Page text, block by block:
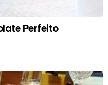
Perfeito